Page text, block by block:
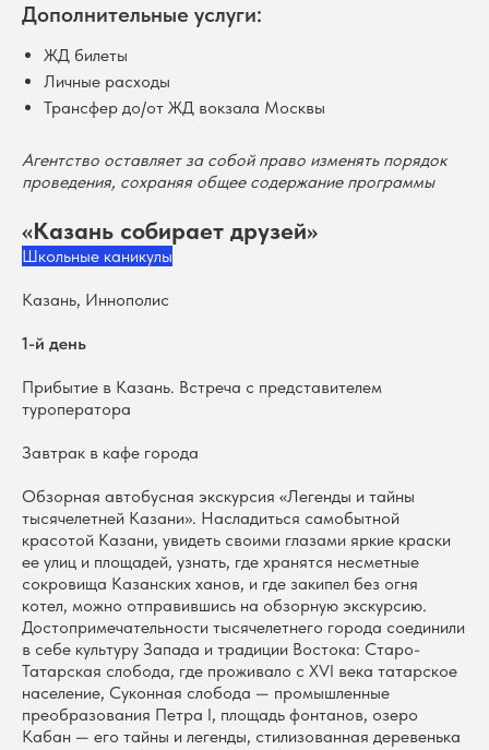
Дополнительные услуги:
ЖД билеты
Личные расходы
Трансфер до/от ЖД вокзала Москвы
Агентство оставляет за собой право изменять порядок
проведения, сохраняя общее содержание программы
«Казань собирает друзей»
Школьные каникулы
Казань, Иннополис
1-й день
Прибытие в Казань. Встреча с представителем
туроператора
Завтрак в кафе города
Обзорная автобусная экскурсия «Легенды и тайны
тысячелетней Казани». Насладиться самобытной
красотой Казани, увидеть своими глазами яркие краски
ее улиц и площадей, узнать, где хранятся несметные
сокровища Казанских ханов, и где закипел без огня
котел, можно отправившись на обзорную экскурсию.
Достопримечательности тысячелетнего города соединили
в себе культуру Запада и традиции Востока: Старо-
Татарская слобода, где проживало с XVI века татарское
население, Суконная слобода — промышленные
преобразования Петра I, площадь фонтанов, озеро
Кабан — его тайны и легенды, стилизованная деревенька